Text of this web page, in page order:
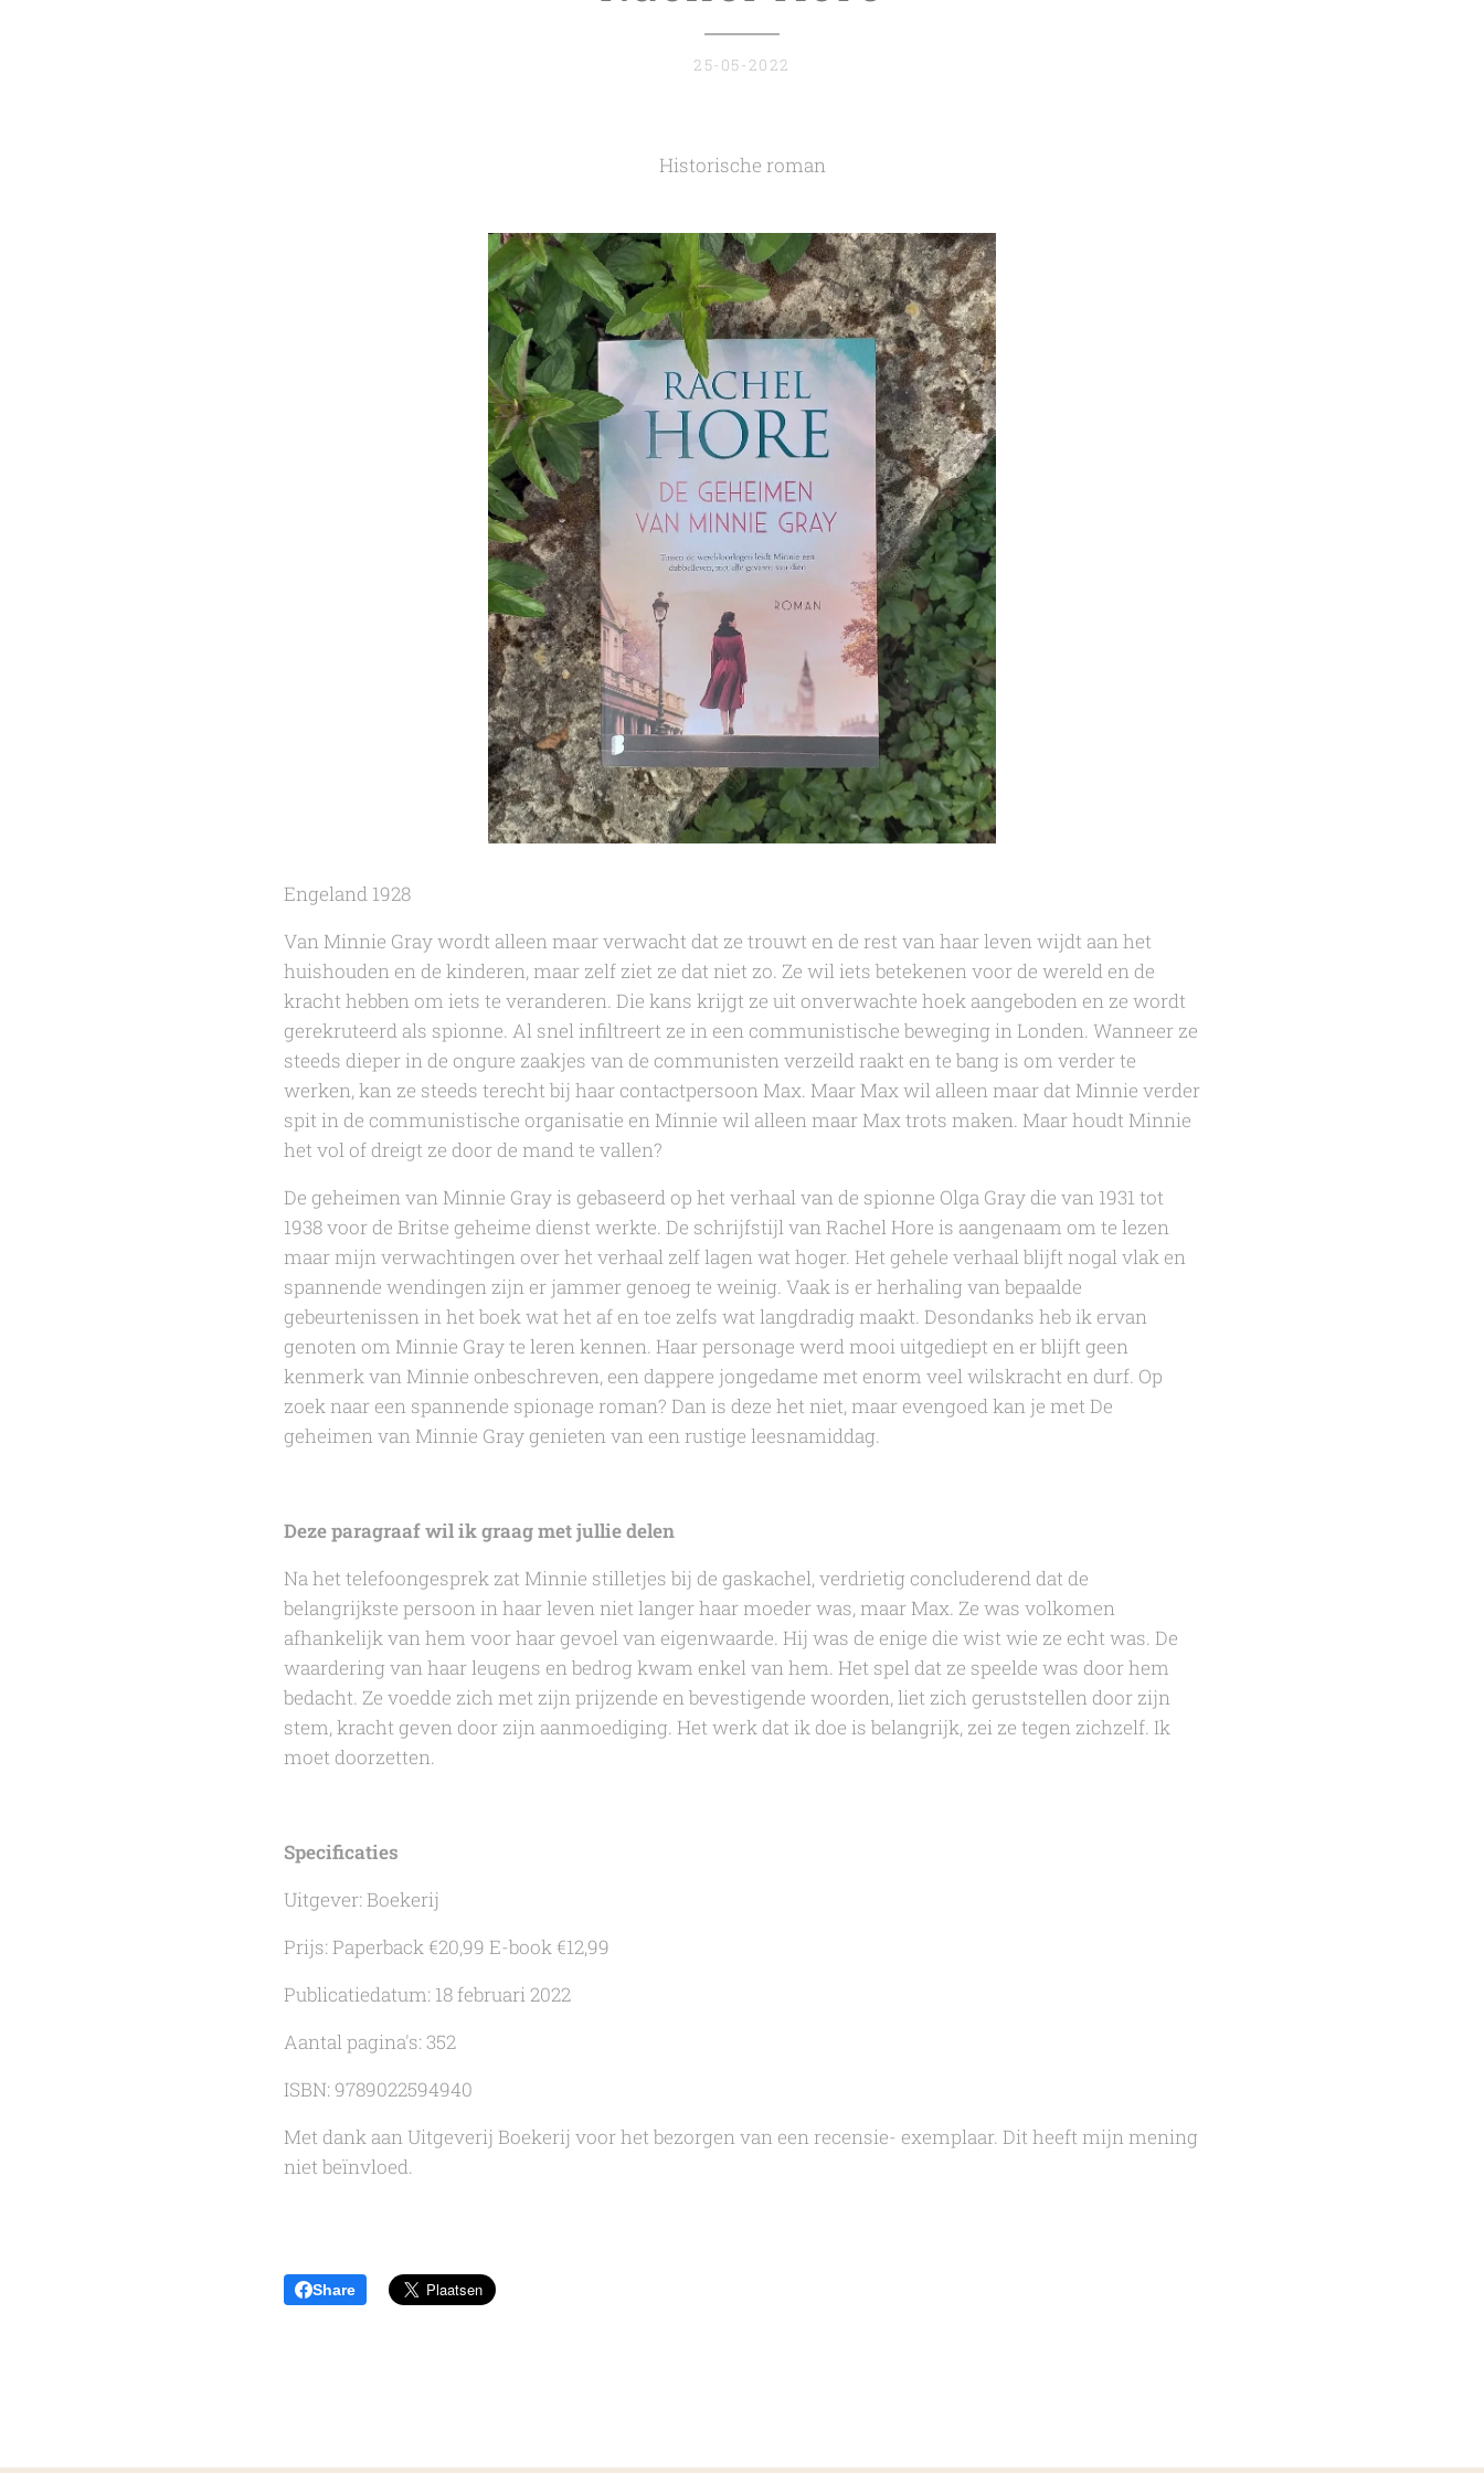
25-05-2022
Historische roman
Engeland 1928
Van Minnie Gray wordt alleen maar verwacht dat ze trouwt en de rest van haar leven wijdt aan het
huishouden en de kinderen, maar zelf ziet ze dat niet zo. Ze wil iets betekenen voor de wereld en de
kracht hebben om iets te veranderen. Die kans krijgt ze uit onverwachte hoek aangeboden en ze wordt
gerekruteerd als spionne. Al snel infiltreert ze in een communistische beweging in Londen. Wanneer ze
steeds dieper in de ongure zaakjes van de communisten verzeild raakt en te bang is om verder te
werken, kan ze steeds terecht bij haar contactpersoon Max. Maar Max wil alleen maar dat Minnie verder
spit in de communistische organisatie en Minnie wil alleen maar Max trots maken. Maar houdt Minnie
het vol of dreigt ze door de mand te vallen?
De geheimen van Minnie Grayis gebaseerd op het verhaal van de spionne Olga Gray die van 1931 tot
1938 voor de Britse geheime dienst werkte. De schrijfstijl vanRachel Hore is aangenaam om te lezen
maar mijn verwachtingen over het verhaal zelf lagen wat hoger. Het gehele verhaal blijft nogal vlak en
spannende wendingen zijn er jammer genoeg te weinig. Vaak is er herhaling van bepaalde
gebeurtenissen in het boek wat het af en toe zelfs wat langdradig maakt. Desondanks heb ik ervan
genoten om Minnie Gray te leren kennen. Haar personage werd mooi uitgediept en er blijft geen
kenmerk van Minnie onbeschreven, een dappere jongedame met enorm veel wilskracht en durf. Op
zoek naar een spannende spionage roman? Dan is deze het niet, maar evengoed kan je metDe
geheimen van Minnie Gray genieten van een rustige leesnamiddag.
Deze paragraaf wil ik graag met jullie delen
Na het telefoongesprek zat Minnie stilletjes bij de gaskachel, verdrietig concluderend dat de
belangrijkste persoon in haar leven niet langer haar moeder was, maar Max. Ze was volkomen
afhankelijk van hem voor haar gevoel van eigenwaarde. Hij was de enige die wist wie ze echt was. De
waardering van haar leugens en bedrog kwam enkel van hem. Het spel dat ze speelde was door hem
bedacht. Ze voedde zich met zijn prijzende en bevestigende woorden, liet zich geruststellen door zijn
stem, kracht geven door zijn aanmoediging. Het werk dat ik doe is belangrijk, zei ze tegen zichzelf. Ik
moet doorzetten.
Specificaties
Uitgever: Boekerij
Prijs: Paperback €20,99 E-book €12,99
Publicatiedatum: 18 februari 2022
Aantal pagina's: 352
ISBN: 9789022594940
Met dank aan Uitgeverij Boekerij voor het bezorgen van een recensie- exemplaar. Dit heeft mijn mening
niet beïnvloed.
Share